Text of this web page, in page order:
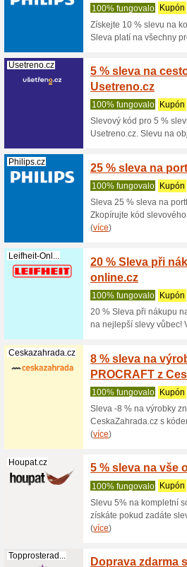
Philips.cz
Penzo.cz
Philips.cz